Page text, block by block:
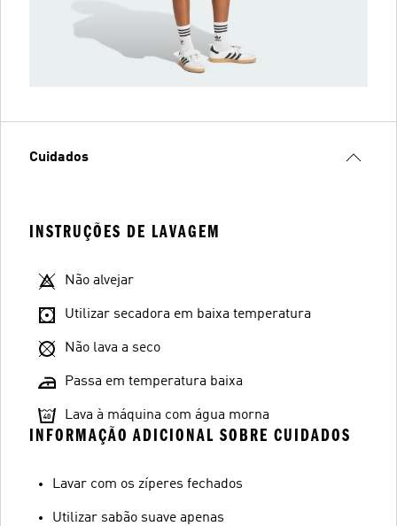
Cuidados
INSTRUÇÕES DE LAVAGEM
Não alvejar
Utilizar secadora em baixa temperatura
Não lava a seco
Passa em temperatura baixa
Lava à máquina com água morna
INFORMAÇÃO ADICIONAL SOBRE CUIDADOS
Lavar com os zíperes fechados
Utilizar sabão suave apenas